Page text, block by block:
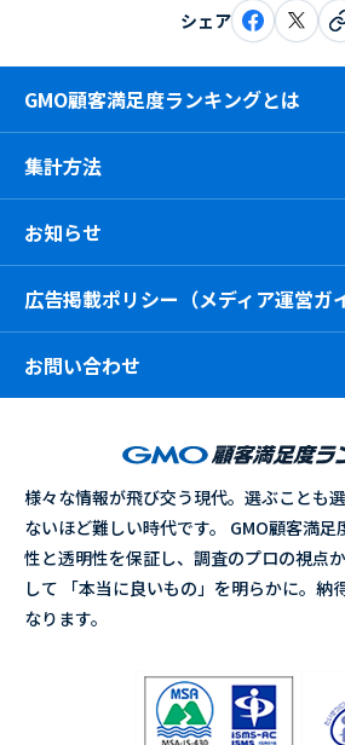
シェア
GMO顧客満足度ランキングとは
集計方法
お知らせ
広告掲載ポリシー（メディア運営ガ
お問い合わせ
様々な情報が飛び交う現代。選ぶことも
ないほど難しい時代です。 GMO顧客満
性と透明性を保証し、調査のプロの視点
して 「本当に良いもの」を明らかに。納
なります。